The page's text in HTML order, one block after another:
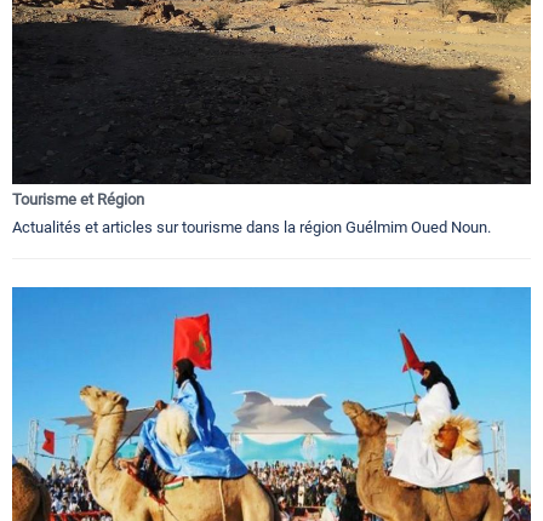
Tourisme et Région
Actualités et articles sur tourisme dans la région Guélmim Oued Noun.